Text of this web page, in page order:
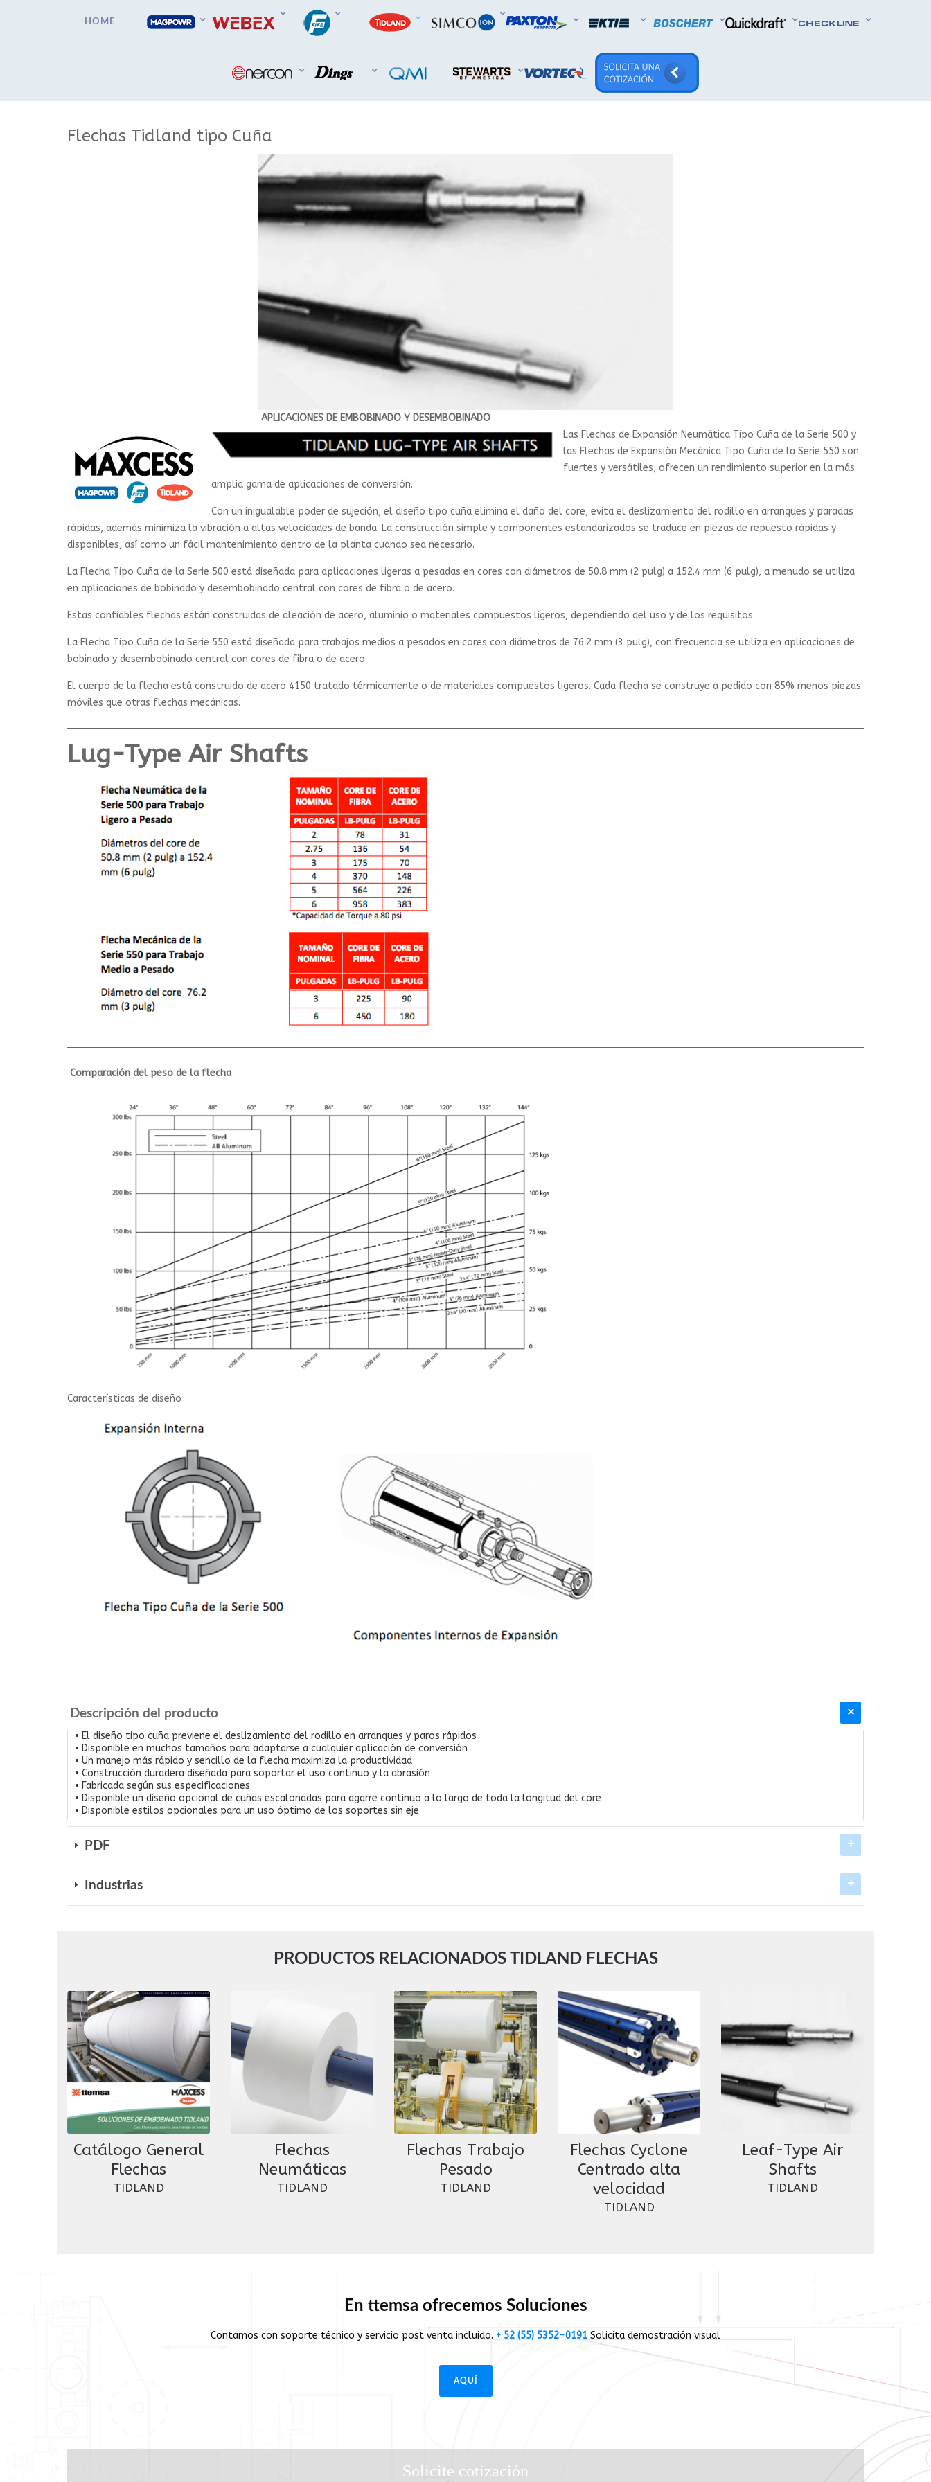
HOME
Flechas Tidland tipo Cuña
APLICACIONES DE EMBOBINADO Y DESEMBOBINADO
Las Flechas de Expansión Neumática Tipo Cuña de la Serie 500 y
las Flechas de Expansión Mecánica Tipo Cuña de la Serie 550 son
fuertes y versátiles, ofrecen un rendimiento superior en la más
amplia gama de aplicaciones de conversión.
Con un inigualable poder de sujeción, el diseño tipo cuña elimina el daño del core, evita el deslizamiento del rodillo en arranques y paradas
rápidas, además minimiza la vibración a altas velocidades de banda. La construcción simple y componentes estandarizados se traduce en piezas de repuesto rápidas y
disponibles, así como un fácil mantenimiento dentro de la planta cuando sea necesario.
La Flecha Tipo Cuña de la Serie 500 está diseñada para aplicaciones ligeras a pesadas en cores con diámetros de 50.8 mm (2 pulg) a 152.4 mm (6 pulg), a menudo se utiliza
en aplicaciones de bobinado y desembobinado central con cores de fibra o de acero.
Estas confiables flechas están construidas de aleación de acero, aluminio o materiales compuestos ligeros, dependiendo del uso y de los requisitos.
La Flecha Tipo Cuña de la Serie 550 está diseñada para trabajos medios a pesados en cores con diámetros de 76.2 mm (3 pulg), con frecuencia se utiliza en aplicaciones de
bobinado y desembobinado central con cores de fibra o de acero.
El cuerpo de la flecha está construido de acero 4150 tratado térmicamente o de materiales compuestos ligeros. Cada flecha se construye a pedido con 85% menos piezas
móviles que otras flechas mecánicas.
Lug-Type Air Shafts
Comparación del peso de la flecha
Características de diseño
Descripción del producto
• El diseño tipo cuña previene el deslizamiento del rodillo en arranques y paros rápidos
• Disponible en muchos tamaños para adaptarse a cualquier aplicación de conversión
• Un manejo más rápido y sencillo de la flecha maximiza la productividad
• Construcción duradera diseñada para soportar el uso continuo y la abrasión
• Fabricada según sus especificaciones
• Disponible un diseño opcional de cuñas escalonadas para agarre continuo a lo largo de toda la longitud del core
• Disponible estilos opcionales para un uso óptimo de los soportes sin eje
PDF
Industrias
PRODUCTOS RELACIONADOS TIDLAND FLECHAS
Catálogo General
Flechas
TIDLAND
Flechas
Neumáticas
TIDLAND
Flechas Trabajo
Pesado
TIDLAND
Flechas Cyclone
Centrado alta
velocidad
TIDLAND
Leaf-Type Air
Shafts
TIDLAND
En ttemsa ofrecemos Soluciones
Contamos con soporte técnico y servicio post venta incluido. + 52 (55) 5352-0191 Solicita demostración visual
AQUÍ
Solicite cotización